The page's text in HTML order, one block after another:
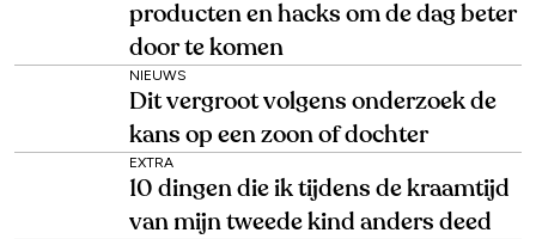
producten en hacks om de dag beter
door te komen
NIEUWS
Dit vergroot volgens onderzoek de
kans op een zoon of dochter
EXTRA
10 dingen die ik tijdens de kraamtijd
van mijn tweede kind anders deed